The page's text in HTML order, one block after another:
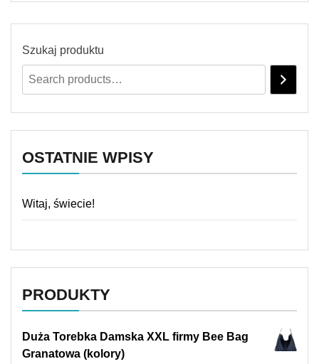
Szukaj produktu
OSTATNIE WPISY
Witaj, świecie!
PRODUKTY
Duża Torebka Damska XXL firmy Bee Bag
Granatowa (kolory)